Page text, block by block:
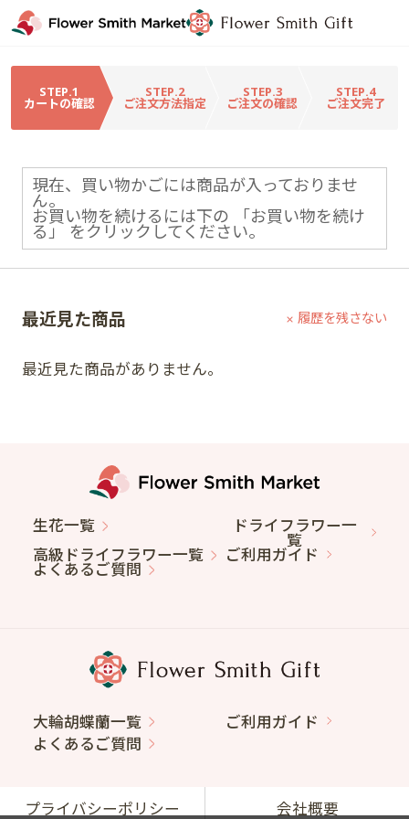
STEP.1
カートの確認
STEP.2
ご注文方法指定
STEP.3
ご注文の確認
STEP.4
ご注文完了
現在、買い物かごには商品が入っておりませ
ん。
お買い物を続けるには下の 「お買い物を続け
る」 をクリックしてください。
最近見た商品
最近見た商品がありません。
履歴を残さない
生花一覧 ドライフラワー一
覧
高級ドライフラワー一覧 ご利用ガイド
よくあるご質問
大輪胡蝶蘭一覧
ご利用ガイド
よくあるご質問
プライバシーポリシー 会社概要